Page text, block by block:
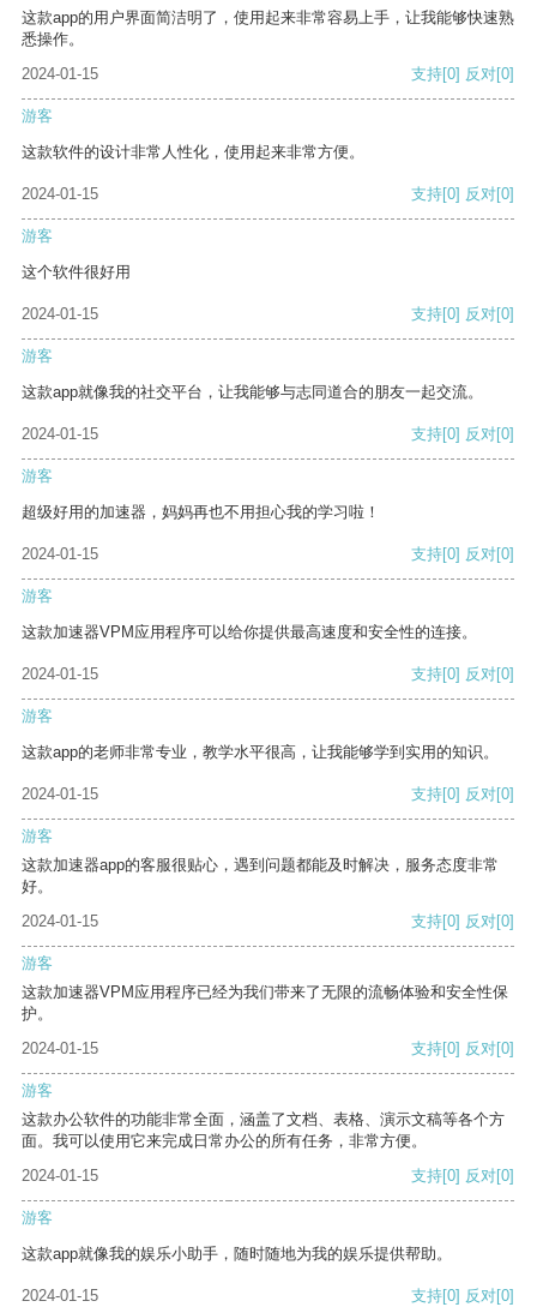
这款app的用户界面简洁明了，使用起来非常容易上手，让我能够快速熟
悉操作。
2024-01-15
支持[0] 反对[0]
游客
这款软件的设计非常人性化，使用起来非常方便。
2024-01-15 支持[0] 反对[0]
游客
这个软件很好用
2024-01-15 支持[0] 反对[0]
游客
这款app就像我的社交平台，让我能够与志同道合的朋友一起交流。
2024-01-15 支持[0] 反对[0]
游客
超级好用的加速器，妈妈再也不用担心我的学习啦！
2024-01-15 支持[0] 反对[0]
游客
这款加速器VPM应用程序可以给你提供最高速度和安全性的连接。
2024-01-15 支持[0] 反对[0]
游客
这款app的老师非常专业，教学水平很高，让我能够学到实用的知识。
2024-01-15 支持[0] 反对[0]
游客
这款加速器app的客服很贴心，遇到问题都能及时解决，服务态度非常
好。
2024-01-15
支持[0] 反对[0]
游客
这款加速器VPM应用程序已经为我们带来了无限的流畅体验和安全性保
护。
2024-01-15
支持[0] 反对[0]
游客
这款办公软件的功能非常全面，涵盖了文档、表格、演示文稿等各个方
面。我可以使用它来完成日常办公的所有任务，非常方便。
2024-01-15
支持[0] 反对[0]
游客
这款app就像我的娱乐小助手，随时随地为我的娱乐提供帮助。
2024-01-15 支持[0] 反对[0]